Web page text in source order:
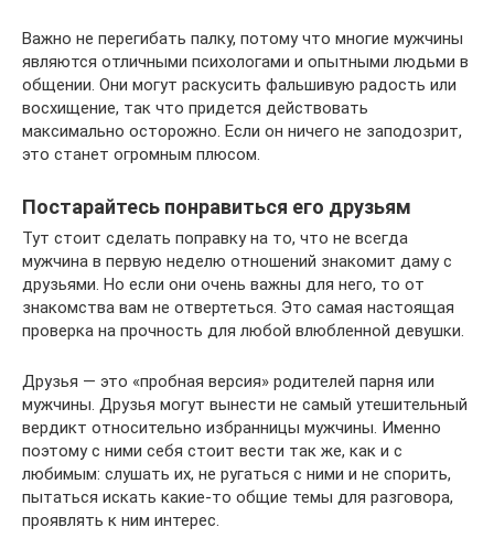
Важно не перегибать палку, потому что многие мужчины
являются отличными психологами и опытными людьми в
общении. Они могут раскусить фальшивую радость или
восхищение, так что придется действовать
максимально осторожно. Если он ничего не заподозрит,
это станет огромным плюсом.
Постарайтесь понравиться его друзьям
Тут стоит сделать поправку на то, что не всегда
мужчина в первую неделю отношений знакомит даму с
друзьями. Но если они очень важны для него, то от
знакомства вам не отвертеться. Это самая настоящая
проверка на прочность для любой влюбленной девушки.
Друзья — это «пробная версия» родителей парня или
мужчины. Друзья могут вынести не самый утешительный
вердикт относительно избранницы мужчины. Именно
поэтому с ними себя стоит вести так же, как и с
любимым: слушать их, не ругаться с ними и не спорить,
пытаться искать какие-то общие темы для разговора,
проявлять к ним интерес.